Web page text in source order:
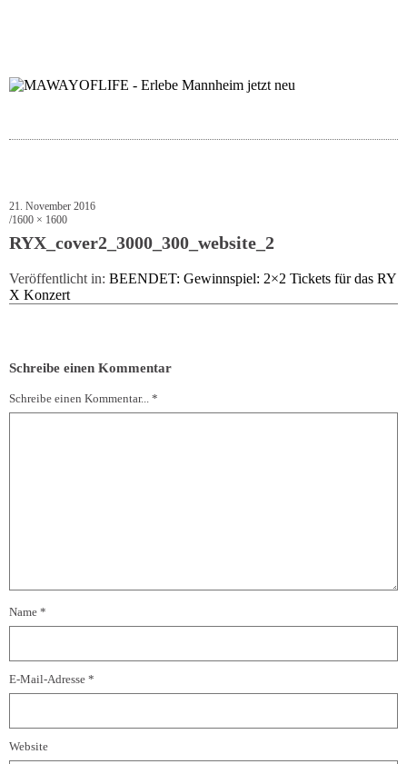
21. November 2016
1600 × 1600
RYX_cover2_3000_300_website_2
Veröffentlicht in: BEENDET: Gewinnspiel: 2×2 Tickets für das RY
X Konzert
Schreibe einen Kommentar
Schreibe einen Kommentar... *
Name *
E-Mail-Adresse *
Website